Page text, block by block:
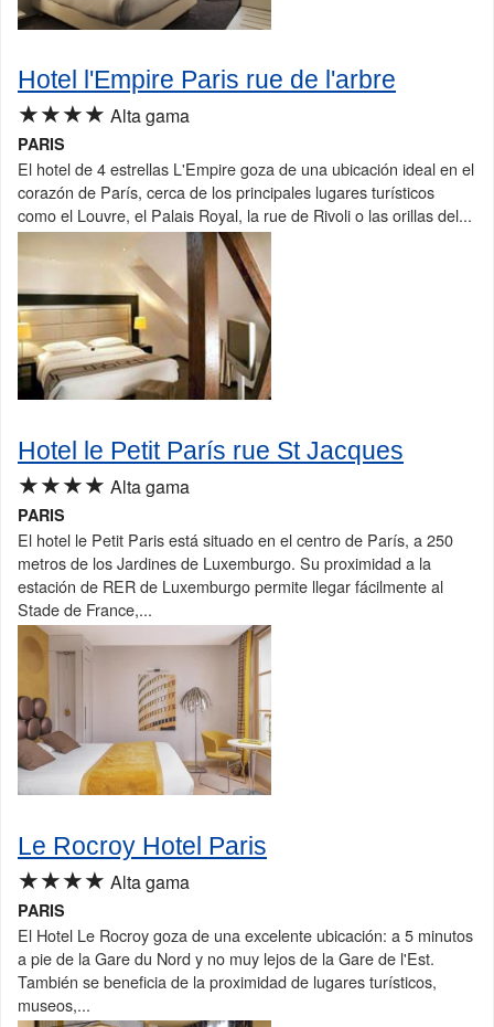
Hotel l'Empire Paris rue de l'arbre
★★★★ Alta gama
PARIS
El hotel de 4 estrellas L'Empire goza de una ubicación ideal en el
corazón de París, cerca de los principales lugares turísticos
como el Louvre, el Palais Royal, la rue de Rivoli o las orillas del...
Hotel le Petit París rue St Jacques
★★★★ Alta gama
PARIS
El hotel le Petit Paris está situado en el centro de París, a 250
metros de los Jardines de Luxemburgo. Su proximidad a la
estación de RER de Luxemburgo permite llegar fácilmente al
Stade de France,...
Le Rocroy Hotel Paris
★★★★ Alta gama
PARIS
El Hotel Le Rocroy goza de una excelente ubicación: a 5 minutos
a pie de la Gare du Nord y no muy lejos de la Gare de l'Est.
También se beneficia de la proximidad de lugares turísticos,
museos,...